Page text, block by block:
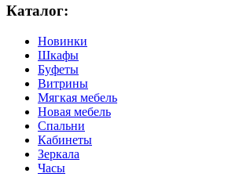
Каталог:
Новинки
Шкафы
Буфеты
Витрины
Мягкая мебель
Новая мебель
Спальни
Кабинеты
Зеркала
Часы